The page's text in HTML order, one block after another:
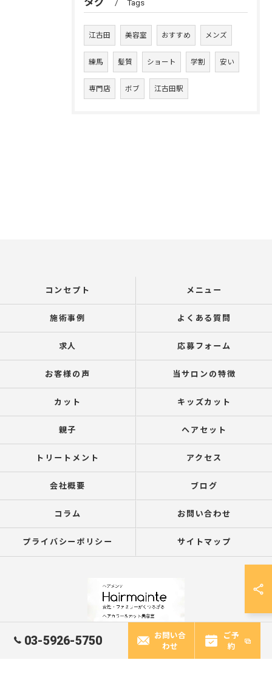
Tags
江古田 美容室 おすすめ メンズ
練馬 髪質 ショート 学割 安い
専門店 ボブ 江古田駅
03-5926-5750
お問い合
わせ
ご予
約
コンセプト メニュー
施術事例 よくある質問
求人 応募フォーム
お客様の声 当サロンの特徴
カット キッズカット
親子 ヘアセット
トリートメント アクセス
会社概要 ブログ
コラム お問い合わせ
プライバシーポリシー サイトマップ
© 2026 東京都江古田の美容室ならヘアメンテ ALL RIGHTS RESERVED.